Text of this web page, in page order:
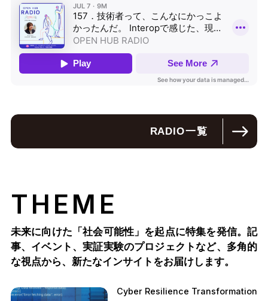
RADIO一覧
THEME
未来に向けた「社会可能性」を起点に特集を発信。記
事、イベント、実証実験のプロジェクトなど、多角的
な視点から、新たなインサイトをお届けします。
Cyber Resilience Transformation